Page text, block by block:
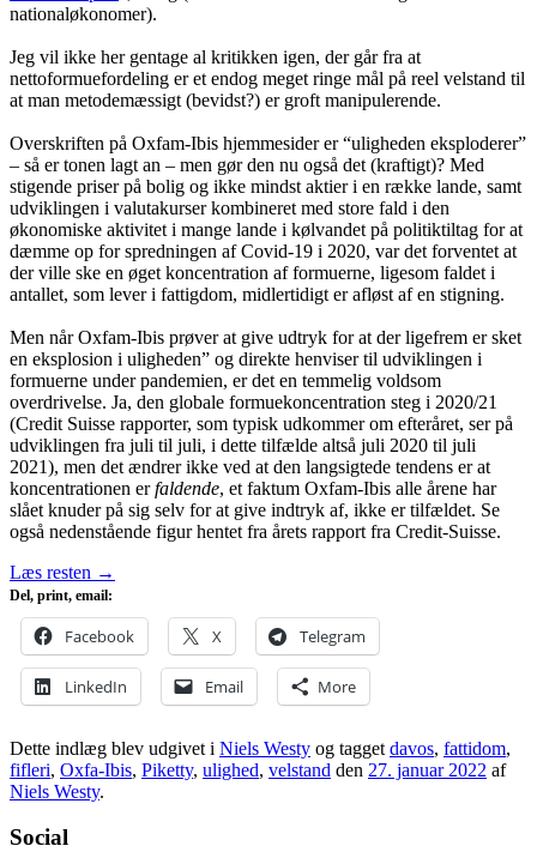
nationaløkonomer).
Jeg vil ikke her gentage al kritikken igen, der går fra at
nettoformuefordeling er et endog meget ringe mål på reel velstand til
at man metodemæssigt (bevidst?) er groft manipulerende.
Overskriften på Oxfam-Ibis hjemmesider er “uligheden eksploderer”
– så er tonen lagt an – men gør den nu også det (kraftigt)? Med
stigende priser på bolig og ikke mindst aktier i en række lande, samt
udviklingen i valutakurser kombineret med store fald i den
økonomiske aktivitet i mange lande i kølvandet på politiktiltag for at
dæmme op for spredningen af Covid-19 i 2020, var det forventet at
der ville ske en øget koncentration af formuerne, ligesom faldet i
antallet, som lever i fattigdom, midlertidigt er afløst af en stigning.
Men når Oxfam-Ibis prøver at give udtryk for at der ligefrem er sket
en eksplosion i uligheden” og direkte henviser til udviklingen i
formuerne under pandemien, er det en temmelig voldsom
overdrivelse. Ja, den globale formuekoncentration steg i 2020/21
(Credit Suisse rapporter, som typisk udkommer om efteråret, ser på
udviklingen fra juli til juli, i dette tilfælde altså juli 2020 til juli
2021), men det ændrer ikke ved at den langsigtede tendens er at
koncentrationen erfaldende, et faktum Oxfam-Ibis alle årene har
slået knuder på sig selv for at give indtryk af, ikke er tilfældet. Se
også nedenstående figur hentet fra årets rapport fra Credit-Suisse.
Læs resten →
Del, print, email:
Facebook X Telegram
LinkedIn Email More
Dette indlæg blev udgivet i Niels Westy og tagget davos, fattidom,
fifleri, Oxfa-Ibis, Piketty, ulighed, velstand den 27. januar 2022 af
Niels Westy.
Social